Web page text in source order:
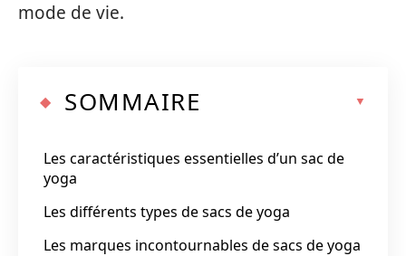
mode de vie.
SOMMAIRE
Les caractéristiques essentielles d’un sac de
yoga
Les différents types de sacs de yoga
Les marques incontournables de sacs de yoga